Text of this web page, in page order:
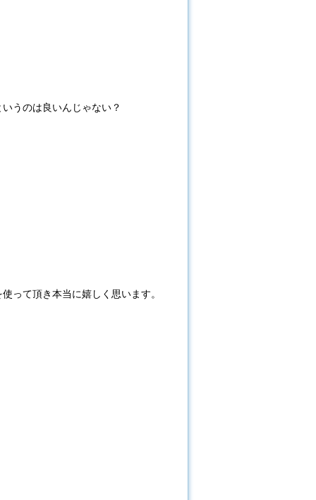
うのは良いんじゃない？
って頂き本当に嬉しく思います。